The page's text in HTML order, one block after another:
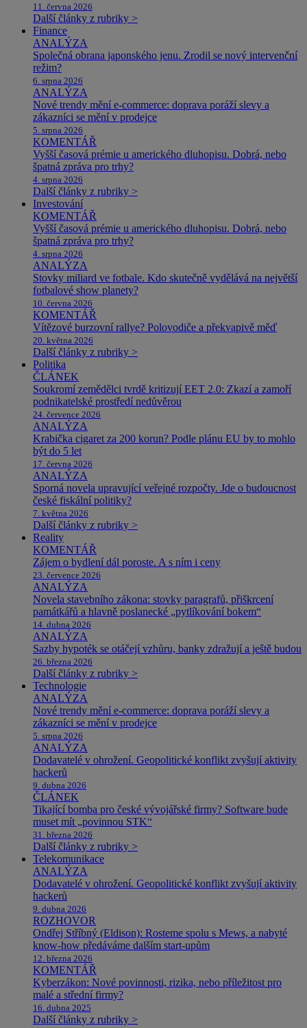
11. června 2026
Další články z rubriky >
Finance
ANALÝZA
Společná obrana japonského jenu. Zrodil se nový intervenční
režim?
6. srpna 2026
ANALÝZA
Nové trendy mění e-commerce: doprava poráží slevy a
zákazníci se mění v prodejce
5. srpna 2026
KOMENTÁŘ
Vyšší časová prémie u amerického dluhopisu. Dobrá, nebo
špatná zpráva pro trhy?
4. srpna 2026
Další články z rubriky >
Investování
KOMENTÁŘ
Vyšší časová prémie u amerického dluhopisu. Dobrá, nebo
špatná zpráva pro trhy?
4. srpna 2026
ANALÝZA
Stovky miliard ve fotbale. Kdo skutečně vydělává na největší
fotbalové show planety?
10. června 2026
KOMENTÁŘ
Vítězové burzovní rallye? Polovodiče a překvapivě měď
20. května 2026
Další články z rubriky >
Politika
ČLÁNEK
Soukromí zemědělci tvrdě kritizují EET 2.0: Zkazí a zamoří
podnikatelské prostředí nedůvěrou
24. července 2026
ANALÝZA
Krabička cigaret za 200 korun? Podle plánu EU by to mohlo
být do 5 let
17. června 2026
ANALÝZA
Sporná novela upravující veřejné rozpočty. Jde o budoucnost
české fiskální politiky?
7. května 2026
Další články z rubriky >
Reality
KOMENTÁŘ
Zájem o bydlení dál poroste. A s ním i ceny
23. července 2026
ANALÝZA
Novela stavebního zákona: stovky paragrafů, přiškrcení
památkářů a hlavně poslanecké „pytlíkování bokem“
14. dubna 2026
ANALÝZA
Sazby hypoték se otáčejí vzhůru, banky zdražují a ještě budou
26. března 2026
Další články z rubriky >
Technologie
ANALÝZA
Nové trendy mění e-commerce: doprava poráží slevy a
zákazníci se mění v prodejce
5. srpna 2026
ANALÝZA
Dodavatelé v ohrožení. Geopolitické konflikt zvyšují aktivity
hackerů
9. dubna 2026
ČLÁNEK
Tikající bomba pro české vývojářské firmy? Software bude
muset mít „povinnou STK“
31. března 2026
Další články z rubriky >
Telekomunikace
ANALÝZA
Dodavatelé v ohrožení. Geopolitické konflikt zvyšují aktivity
hackerů
9. dubna 2026
ROZHOVOR
Ondřej Stříbný (Eldison): Rosteme spolu s Mews, a nabyté
know-how předáváme dalším start-upům
12. března 2026
KOMENTÁŘ
Kyberzákon: Nové povinnosti, rizika, nebo příležitost pro
malé a střední firmy?
16. dubna 2025
Další články z rubriky >